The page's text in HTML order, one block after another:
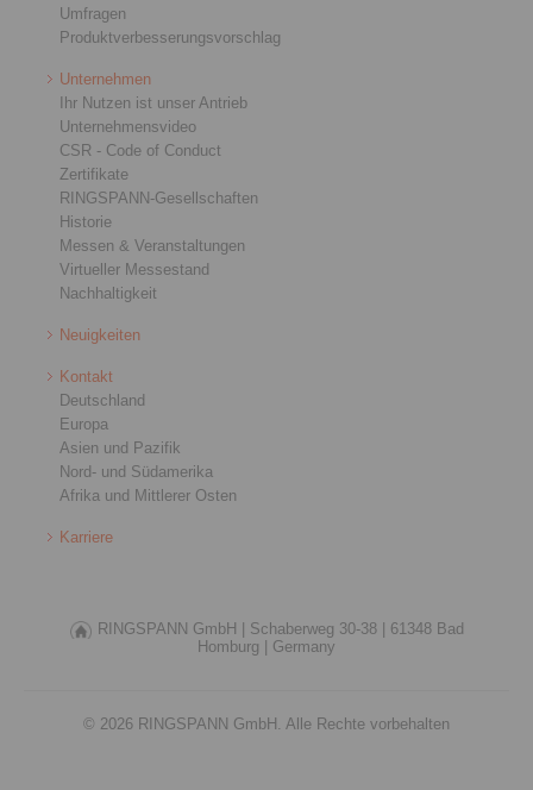
Umfragen
Produktverbesserungsvorschlag
Unternehmen
Ihr Nutzen ist unser Antrieb
Unternehmensvideo
CSR - Code of Conduct
Zertifikate
RINGSPANN-Gesellschaften
Historie
Messen & Veranstaltungen
Virtueller Messestand
Nachhaltigkeit
Neuigkeiten
Kontakt
Deutschland
Europa
Asien und Pazifik
Nord- und Südamerika
Afrika und Mittlerer Osten
Karriere
RINGSPANN GmbH | Schaberweg 30-38 |
61348 Bad
Homburg |
Germany
© 2026 RINGSPANN GmbH. Alle Rechte vorbehalten